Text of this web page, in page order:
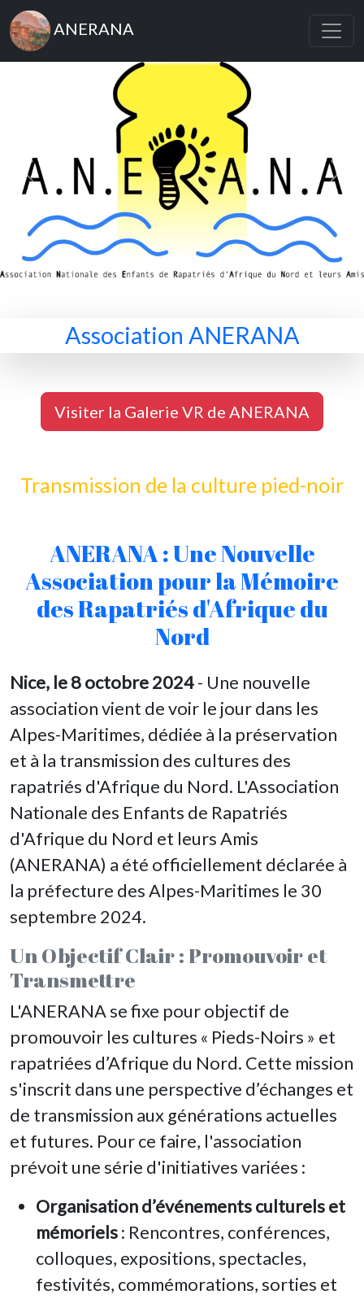
ANERANA
Previous Next
Association ANERANA
Visiter la Galerie VR de ANERANA
Transmission de la culture pied-noir
ANERANA : Une Nouvelle
Association pour la Mémoire
des Rapatriés d'Afrique du
Nord
Nice, le 8 octobre 2024- Une nouvelle
association vient de voir le jour dans les
Alpes-Maritimes, dédiée à la préservation
et à la transmission des cultures des
rapatriés d'Afrique du Nord. L'Association
Nationale des Enfants de Rapatriés
d'Afrique du Nord et leurs Amis
(ANERANA) a été officiellement déclarée à
la préfecture des Alpes-Maritimes le 30
septembre 2024.
Un Objectif Clair : Promouvoir et
Transmettre
L'ANERANA se fixe pour objectif de
promouvoir les cultures « Pieds-Noirs » et
rapatriées d’Afrique du Nord. Cette mission
s'inscrit dans une perspective d’échanges et
de transmission aux générations actuelles
et futures. Pour ce faire, l'association
prévoit une série d'initiatives variées :
Organisation d’événements culturels et
mémoriels: Rencontres, conférences,
colloques, expositions, spectacles,
festivités, commémorations, sorties et